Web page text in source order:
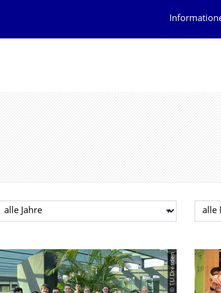
Jahr auswählen
© TU Dresden